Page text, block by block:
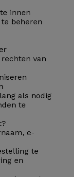
innen
beheren
van
als nodig
te
e-
te
en